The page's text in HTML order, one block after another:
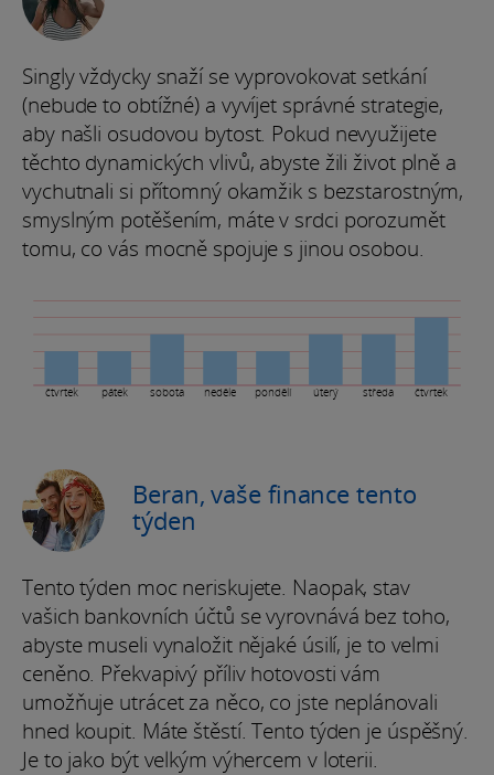
čtvrtek pátek sobota neděle pondělí úterý středa čtvrtek
Singly vždycky snaží se vyprovokovat setkání
(nebude to obtížné) a vyvíjet správné strategie,
aby našli osudovou bytost. Pokud nevyužijete
těchto dynamických vlivů, abyste žili život plně a
vychutnali si přítomný okamžik s bezstarostným,
smyslným potěšením, máte v srdci porozumět
tomu, co vás mocně spojuje s jinou osobou.
Beran, vaše finance tento
týden
Tento týden moc neriskujete. Naopak, stav
vašich bankovních účtů se vyrovnává bez toho,
abyste museli vynaložit nějaké úsilí, je to velmi
ceněno. Překvapivý příliv hotovosti vám
umožňuje utrácet za něco, co jste neplánovali
hned koupit. Máte štěstí. Tento týden je úspěšný.
Je to jako být velkým výhercem v loterii.